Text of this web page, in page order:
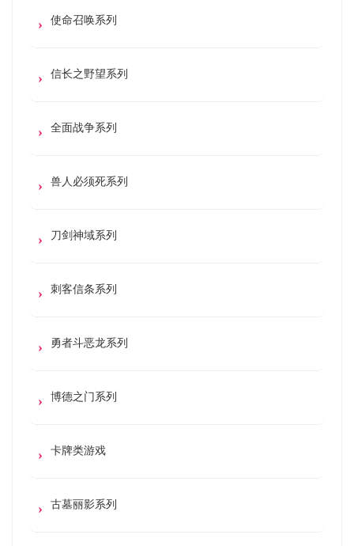
使命召唤系列
信长之野望系列
全面战争系列
兽人必须死系列
刀剑神域系列
刺客信条系列
勇者斗恶龙系列
博德之门系列
卡牌类游戏
古墓丽影系列